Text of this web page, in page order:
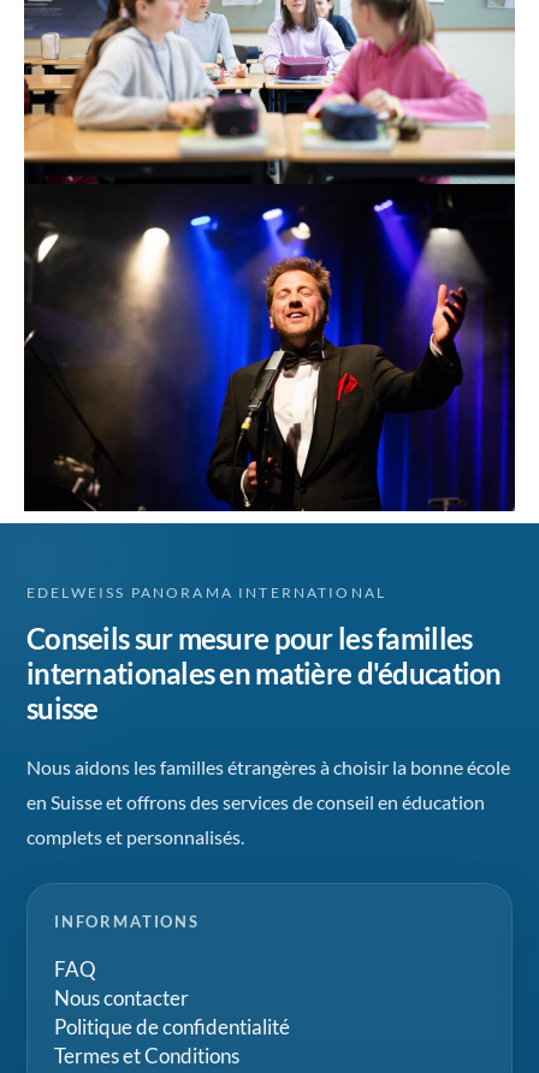
EDELWEISS PANORAMA INTERNATIONAL
Conseils sur mesure pour les familles
internationales en matière d'éducation
suisse
Nous aidons les familles étrangères à choisir la bonne école
en Suisse et offrons des services de conseil en éducation
complets et personnalisés.
INFORMATIONS
FAQ
Nous contacter
Politique de confidentialité
Termes et Conditions